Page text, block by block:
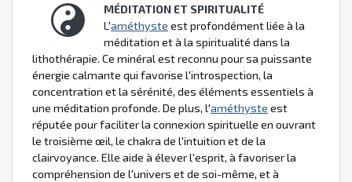
MÉDITATION ET SPIRITUALITÉ
L'améthyste est profondément liée à la
méditation et à la spiritualité dans la
lithothérapie. Ce minéral est reconnu pour sa puissante
énergie calmante qui favorise l'introspection, la
concentration et la sérénité, des éléments essentiels à
une méditation profonde. De plus, l'améthyste est
réputée pour faciliter la connexion spirituelle en ouvrant
le troisième œil, le chakra de l'intuition et de la
clairvoyance. Elle aide à élever l'esprit, à favoriser la
compréhension de l'univers et de soi-même, et à